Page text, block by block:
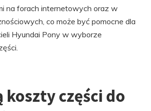
na forach internetowych oraz w
co może być pomocne dla
Hyundai Pony w wyborze
koszty części do